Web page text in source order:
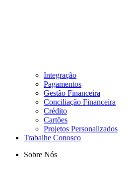
Integração
Pagamentos
Gestão Financeira
Conciliação Financeira
Crédito
Cartões
Projetos Personalizados
Trabalhe Conosco
Sobre Nós